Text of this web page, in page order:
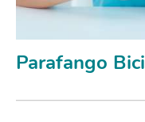
Parafango Bici